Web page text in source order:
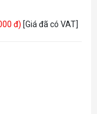
đ) [Giá đã có VAT]